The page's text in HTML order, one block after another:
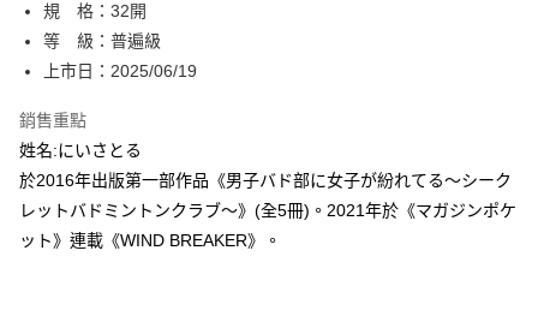
【「AFTEE先享後付」結帳流程】
１．於結帳方式選擇「AFTEE先享後付」後，將跳轉至「AFTEE先享後付」
結帳頁面，進行簡訊認證並確認金額後，即可完成結帳。
２．訂單成立數日內，您將收到繳費通知簡訊。
ATM／網路銀行／等多元方式進行付款，方視為交易完成。
※ 請注意：結帳手續完成當下不需立刻繳費，但若您需要取消訂單，請聯絡
購買商品的店家。未經商家同意取消之訂單仍視為有效，需透過AFTEE先享
後付繳納相關費用。
※ 交易是否成功請以「AFTEE先享後付 」之結帳頁面顯示為準，若有關於
是否繳費成功／繳費後需取消欲退款等相關疑問，請聯繫「AFTEE先享後付
每筆NT$80，滿NT$500(含以上)免運費
付款後全家取貨
每筆NT$80，滿NT$500(含以上)免運費
付款後萊爾富取貨
每筆NT$80，滿NT$500(含以上)免運費
規 格：32開
等 級：普遍級
上市日：2025/06/19
銷售重點
姓名:にいさとる
於2016年出版第一部作品《男子バド部に女子が紛れてる〜シーク
レットバドミントンクラブ〜》(全5冊)。2021年於《マガジンポケ
ット》連載《WIND BREAKER》。